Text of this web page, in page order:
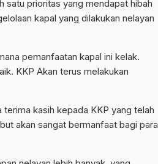
satu prioritas yang mendapat hibah
kapal yang dilakukan nelayan
pemanfaatan kapal ini kelak.
KKP Akan terus melakukan
kasih kepada KKP yang telah
akan sangat bermanfaat bagi para